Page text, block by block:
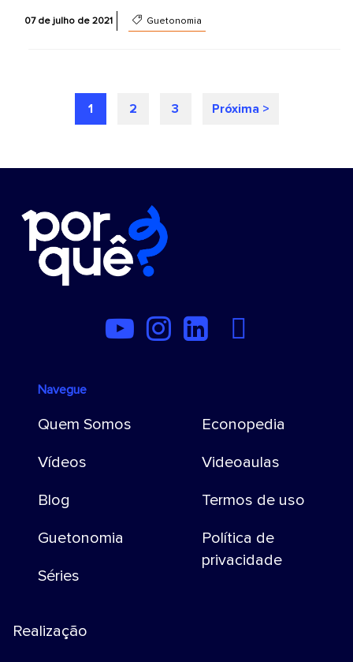
07 de julho de 2021 Guetonomia
1 2 3 Próxima >
Navegue
Quem Somos
Vídeos
Blog
Guetonomia
Séries
Econopedia
Videoaulas
Termos de uso
Política de
privacidade
Realização